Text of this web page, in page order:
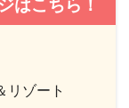
はこちら！
リゾート